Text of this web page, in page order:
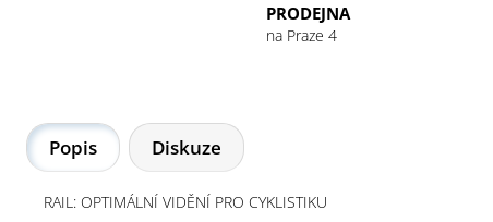
PRODEJNA
na Praze 4
Popis Diskuze
RAIL: OPTIMÁLNÍ VIDĚNÍ PRO CYKLISTIKU